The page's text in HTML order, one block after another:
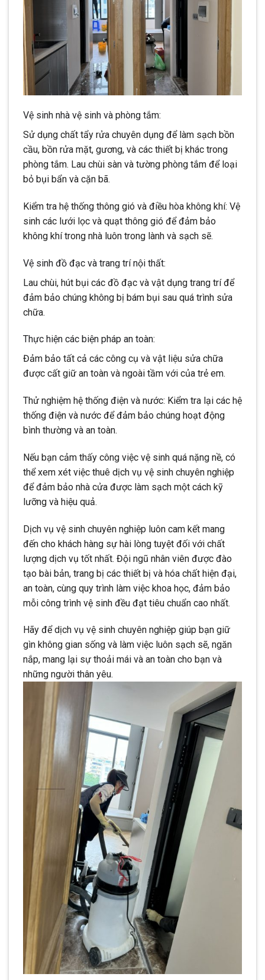
Vệ sinh nhà vệ sinh và phòng tắm:
Sử dụng chất tẩy rửa chuyên dụng để làm sạch bồn
cầu, bồn rửa mặt, gương, và các thiết bị khác trong
phòng tắm. Lau chùi sàn và tường phòng tắm để loại
bỏ bụi bẩn và cặn bã.
Kiểm tra hệ thống thông gió và điều hòa không khí: Vệ
sinh các lưới lọc và quạt thông gió để đảm bảo
không khí trong nhà luôn trong lành và sạch sẽ.
Vệ sinh đồ đạc và trang trí nội thất:
Lau chùi, hút bụi các đồ đạc và vật dụng trang trí để
đảm bảo chúng không bị bám bụi sau quá trình sửa
chữa.
Thực hiện các biện pháp an toàn:
Đảm bảo tất cả các công cụ và vật liệu sửa chữa
được cất giữ an toàn và ngoài tầm với của trẻ em.
Thử nghiệm hệ thống điện và nước: Kiểm tra lại các hệ
thống điện và nước để đảm bảo chúng hoạt động
bình thường và an toàn.
Nếu bạn cảm thấy công việc vệ sinh quá nặng nề, có
thể xem xét việc thuê dịch vụ vệ sinh chuyên nghiệp
để đảm bảo nhà cửa được làm sạch một cách kỹ
lưỡng và hiệu quả.
Dịch vụ vệ sinh chuyên nghiệp luôn cam kết mang
đến cho khách hàng sự hài lòng tuyệt đối với chất
lượng dịch vụ tốt nhất. Đội ngũ nhân viên được đào
tạo bài bản, trang bị các thiết bị và hóa chất hiện đại,
an toàn, cùng quy trình làm việc khoa học, đảm bảo
mỗi công trình vệ sinh đều đạt tiêu chuẩn cao nhất.
Hãy để dịch vụ vệ sinh chuyên nghiệp giúp bạn giữ
gìn không gian sống và làm việc luôn sạch sẽ, ngăn
nắp, mang lại sự thoải mái và an toàn cho bạn và
những người thân yêu.